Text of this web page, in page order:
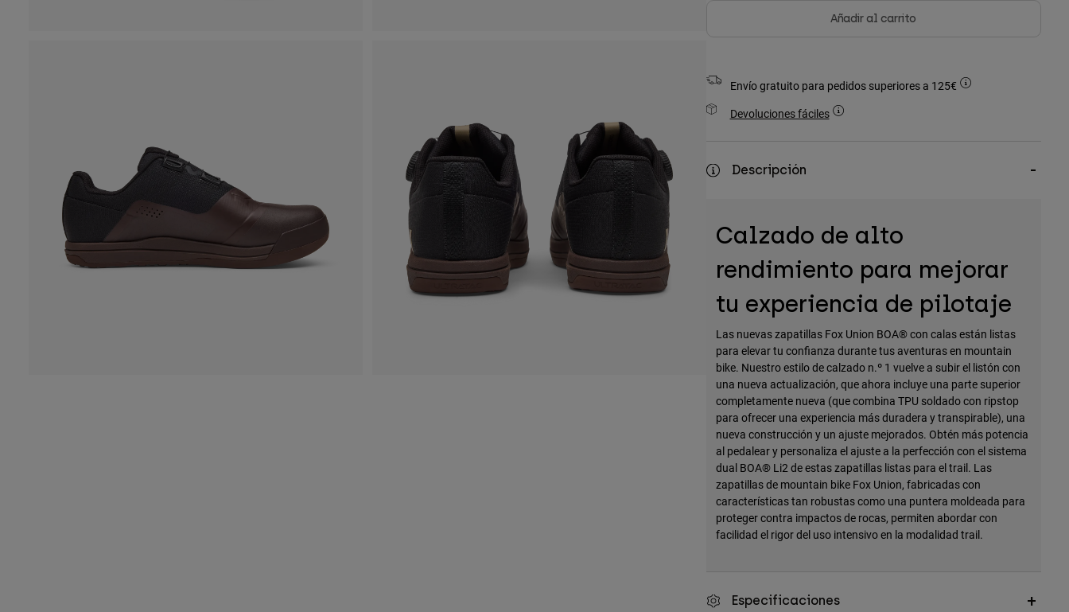
Añadir al carrito
Envío gratuito para pedidos superiores a 125€
Devoluciones fáciles
Descripción
Calzado de alto
rendimiento para mejorar
tu experiencia de pilotaje
Las nuevas zapatillas Fox Union BOA® con calas están listas
para elevar tu confianza durante tus aventuras en mountain
bike. Nuestro estilo de calzado n.º 1 vuelve a subir el listón con
una nueva actualización, que ahora incluye una parte superior
completamente nueva (que combina TPU soldado con ripstop
para ofrecer una experiencia más duradera y transpirable), una
nueva construcción y un ajuste mejorados. Obtén más potencia
al pedalear y personaliza el ajuste a la perfección con el sistema
dual BOA® Li2 de estas zapatillas listas para el trail. Las
zapatillas de mountain bike Fox Union, fabricadas con
características tan robustas como una puntera moldeada para
proteger contra impactos de rocas, permiten abordar con
facilidad el rigor del uso intensivo en la modalidad trail.
Especificaciones